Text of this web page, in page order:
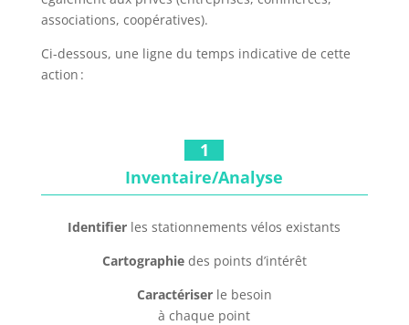
associations, coopératives).
Ci-dessous, une ligne du temps indicative de cette
action :
1
Inventaire/Analyse
Identifier les stationnements vélos existants
Cartographiedes points d’intérêt
Caractériserle besoin
à chaque point